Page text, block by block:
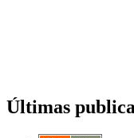
Últimas